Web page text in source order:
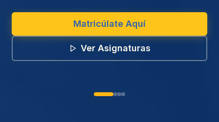
Matricúlate Aquí
Ver Asignaturas